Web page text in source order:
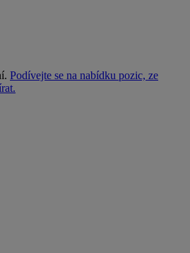
Podívejte se na nabídku pozic, ze